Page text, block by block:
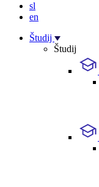
sl
en
Študij
Študij